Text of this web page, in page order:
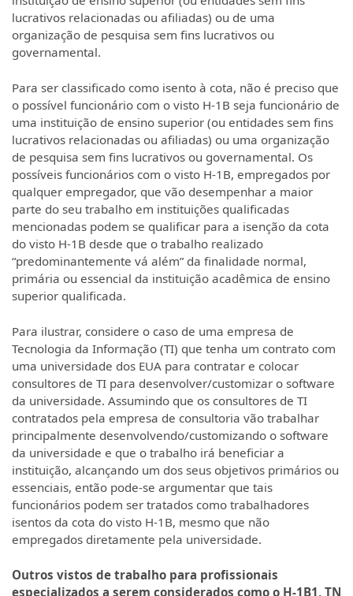
lucrativos relacionadas ou afiliadas) ou de uma
organização de pesquisa sem fins lucrativos ou
governamental.
Para ser classificado como isento à cota, não é preciso que
o possível funcionário com o visto H-1B seja funcionário de
uma instituição de ensino superior (ou entidades sem fins
lucrativos relacionadas ou afiliadas) ou uma organização
de pesquisa sem fins lucrativos ou governamental. Os
possíveis funcionários com o visto H-1B, empregados por
qualquer empregador, que vão desempenhar a maior
parte do seu trabalho em instituições qualificadas
mencionadas podem se qualificar para a isenção da cota
do visto H-1B desde que o trabalho realizado
“predominantemente vá além” da finalidade normal,
primária ou essencial da instituição acadêmica de ensino
superior qualificada.
Para ilustrar, considere o caso de uma empresa de
Tecnologia da Informação (TI) que tenha um contrato com
uma universidade dos EUA para contratar e colocar
consultores de TI para desenvolver/customizar o software
da universidade. Assumindo que os consultores de TI
contratados pela empresa de consultoria vão trabalhar
principalmente desenvolvendo/customizando o software
da universidade e que o trabalho irá beneficiar a
instituição, alcançando um dos seus objetivos primários ou
essenciais, então pode-se argumentar que tais
funcionários podem ser tratados como trabalhadores
isentos da cota do visto H-1B, mesmo que não
empregados diretamente pela universidade.
Outros vistos de trabalho para profissionais
especializados a serem considerados como o H-1B1, TN